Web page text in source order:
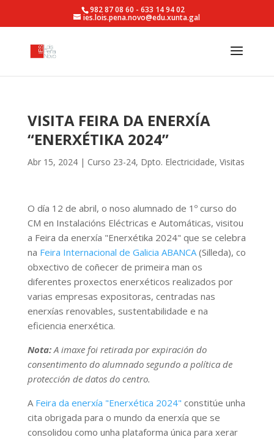
982 87 08 60 - 633 14 94 02
ies.lois.pena.novo@edu.xunta.gal
VISITA FEIRA DA ENERXÍA
“ENERXÉTIKA 2024”
Abr 15, 2024| Curso 23-24, Dpto. Electricidade, Visitas
O día 12 de abril, o noso alumnado de 1º curso do
CM en Instalacións Eléctricas e Automáticas, visitou
a Feira da enerxía "Enerxétika 2024" que se celebra
na Feira Internacional de Galicia ABANCA(Silleda), co
obxectivo de coñecer de primeira man os
diferentes proxectos enerxéticos realizados por
varias empresas expositoras, centradas nas
enerxías renovables, sustentabilidade e na
eficiencia enerxética.
Nota:A imaxe foi retirada por expiración do
consentimento do alumnado segundo a política de
protección de datos do centro.
A Feira da enerxía "Enerxética 2024" constitúe unha
cita obrigada para o mundo da enerxía que se
consolidou como unha plataforma única para xerar